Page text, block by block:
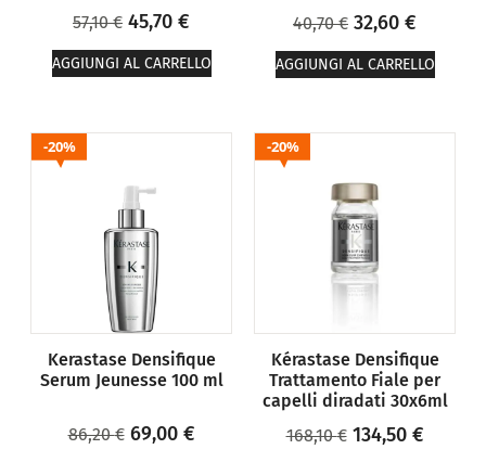
57,10€ 45,70 €
AGGIUNGI AL CARRELLO
40,70€ 32,60 €
AGGIUNGI AL CARRELLO
20%
Kerastase Densifique
Serum Jeunesse 100 ml
86,20€ 69,00 €
20%
Kérastase Densifique
Trattamento Fiale per
capelli diradati 30x6ml
168,10€ 134,50 €